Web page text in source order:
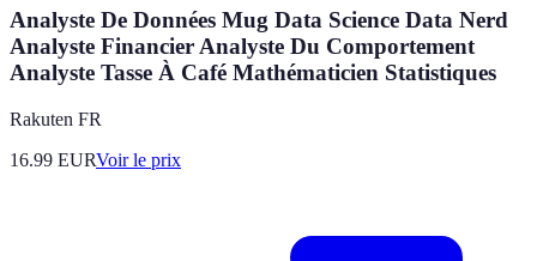
Analyste De Données Mug Data Science Data Nerd
Analyste Financier Analyste Du Comportement
Analyste Tasse À Café Mathématicien Statistiques
Rakuten FR
16.99 EURVoir le prix